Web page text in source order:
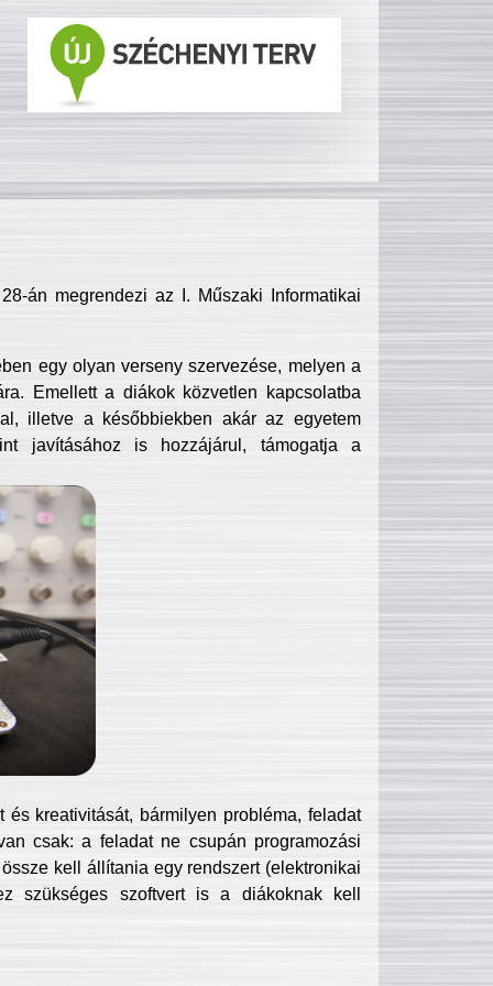
án megrendezi az I. Műszaki Informatikai
egy olyan verseny szervezése, melyen a
Emellett a diákok közvetlen kapcsolatba
illetve a későbbiekben akár az egyetem
javításához is hozzájárul, támogatja a
kreativitását, bármilyen probléma, feladat
csak: a feladat ne csupán programozási
kell állítania egy rendszert (elektronikai
szükséges szoftvert is a diákoknak kell